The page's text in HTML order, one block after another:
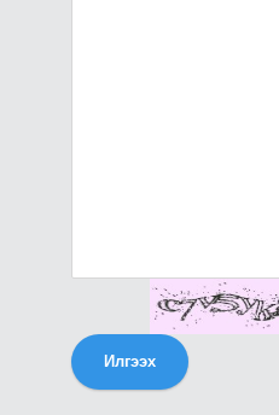
Илгээх